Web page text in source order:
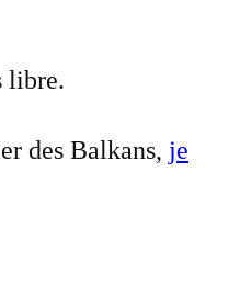
libre.
des Balkans, je